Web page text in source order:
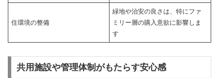
住環境の整備
緑地や治安の良さは、特にファ
ミリー層の購入意欲に影響しま
す
共用施設や管理体制がもたらす安心感